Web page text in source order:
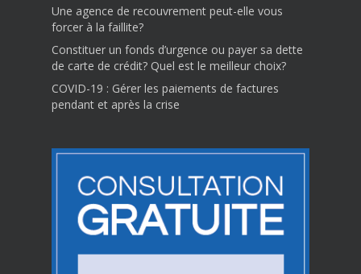
Une agence de recouvrement peut-elle vous
forcer à la faillite?
Constituer un fonds d’urgence ou payer sa dette
de carte de crédit? Quel est le meilleur choix?
COVID-19 : Gérer les paiements de factures
pendant et après la crise